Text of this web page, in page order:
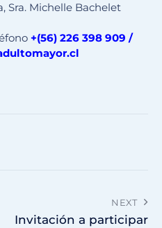
Sra. Michelle Bachelet
+(56) 226 398 909 /
NEXT
Invitación a participar